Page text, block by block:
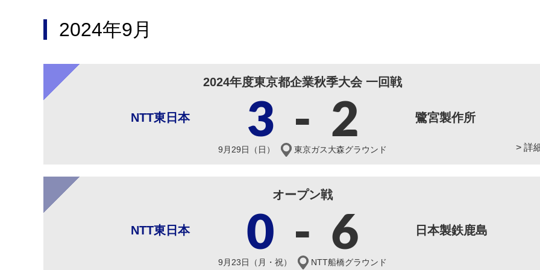
2024年9月
2024年度東京都企業秋季大会 一回戦
NTT東日本 3 - 2 鷺宮製作所
9月29日（日） 東京ガス大森グラウンド > 詳
オープン戦
NTT東日本 0 - 6 日本製鉄鹿島
9月23日（月・祝） NTT船橋グラウンド